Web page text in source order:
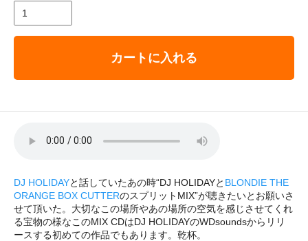
カートに入れる
DJ HOLIDAYと話していたあの時“DJ HOLIDAYと BLONDIE THE
ORANGE BOX CUTTERのスプリットMIX”が聴きたいとお願いさ
せて頂いた。大切なこの場所やあの場所の空気を感じさせてくれ
る宝物の様なこのMIX CDはDJ HOLIDAYのWDsoundsからリリ
ースする初めての作品でもあります。乾杯。